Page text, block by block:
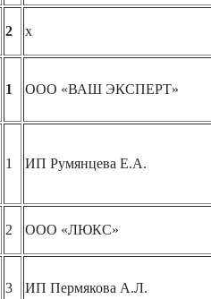
2 х
1 ООО «ВАШ ЭКСПЕРТ»
1 ИП Румянцева Е.А.
2 ООО «ЛЮКС»
3 ИП Пермякова А.Л.